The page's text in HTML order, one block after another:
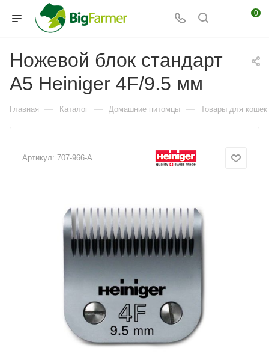
0
Ножевой блок стандарт
А5 Heiniger 4F/9.5 мм
Главная — Каталог — Домашние питомцы — Товары для кошек
Артикул: 707-966-A